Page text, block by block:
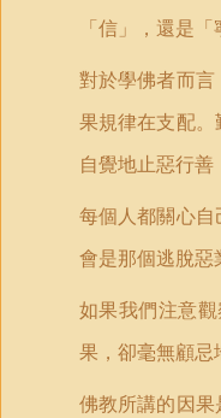
「信 」 ，還是 「
對於學佛者而
果規律在支配
自覺地止惡行善
每個人都關心
會是那個逃脫
如果我們注意
果，卻毫無顧忌
佛教所講的因